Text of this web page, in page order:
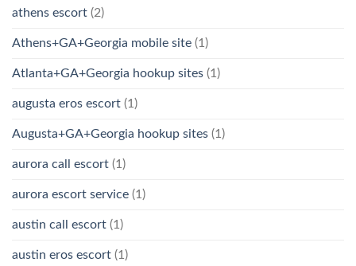
athens escort (2)
Athens+GA+Georgia mobile site (1)
Atlanta+GA+Georgia hookup sites (1)
augusta eros escort (1)
Augusta+GA+Georgia hookup sites (1)
aurora call escort (1)
aurora escort service (1)
austin call escort (1)
austin eros escort (1)